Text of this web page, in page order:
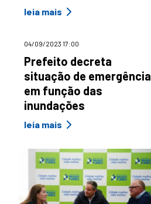
leia mais
04/09/2023 17:00
Prefeito decreta
situação de emergência
em função das
inundações
leia mais